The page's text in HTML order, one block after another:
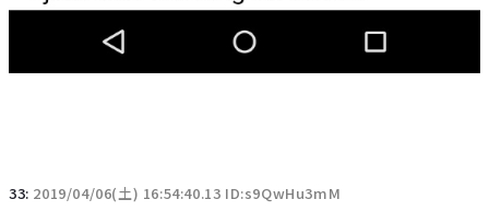
33: 2019/04/06(土) 16:54:40.13 ID:s9QwHu3mM